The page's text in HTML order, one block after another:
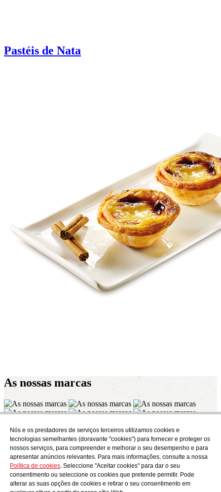
Nós e os prestadores de serviços terceiros utilizamos cookies e
tecnologias semelhantes (doravante "cookies") para fornecer e proteger os
nossos serviços, para compreender e melhorar o seu desempenho e para
apresentar anúncios relevantes. Para mais informações, consulte a nossa
Política de cookies. Seleccione "Aceitar cookies" para dar o seu
consentimento ou seleccione os cookies que pretende permitir. Pode
alterar as suas opções de cookies e retirar o seu consentimento em
Pastéis de Nata
As nossas marcas
Subscrever
Descubra o que está a cozinhar em AudensFood.
Li e aceito a Política de privacidade
NósAudens news Productos Blogue gastronómico Contacto
Trabalhar connosco